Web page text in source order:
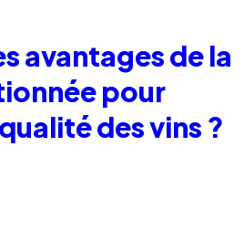
avantages de la
pour
des vins ?